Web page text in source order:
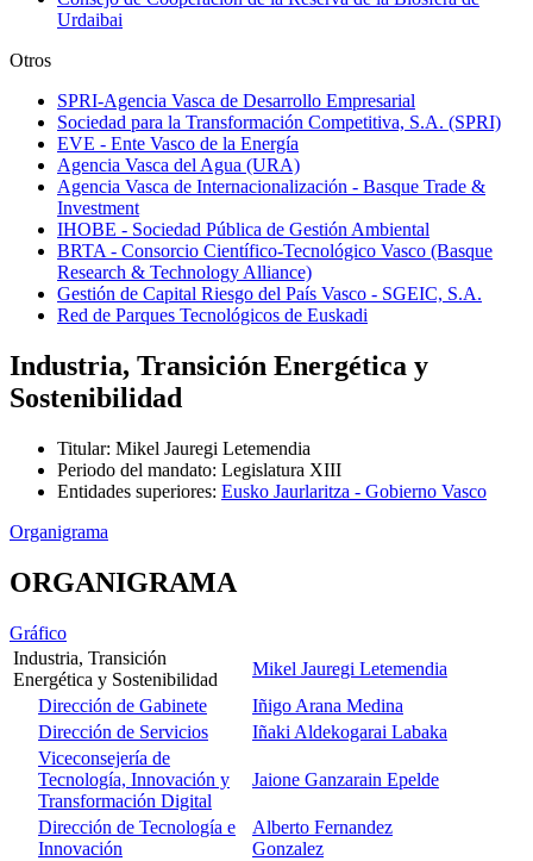
Urdaibai
Otros
SPRI-Agencia Vasca de Desarrollo Empresarial
Sociedad para la Transformación Competitiva, S.A. (SPRI)
EVE - Ente Vasco de la Energía
Agencia Vasca del Agua (URA)
Agencia Vasca de Internacionalización - Basque Trade &
Investment
IHOBE - Sociedad Pública de Gestión Ambiental
BRTA - Consorcio Científico-Tecnológico Vasco (Basque
Research & Technology Alliance)
Gestión de Capital Riesgo del País Vasco - SGEIC, S.A.
Red de Parques Tecnológicos de Euskadi
Industria, Transición Energética y
Sostenibilidad
Titular: Mikel Jauregi Letemendia
Periodo del mandato: Legislatura XIII
Entidades superiores: Eusko Jaurlaritza - Gobierno Vasco
Organigrama
ORGANIGRAMA
Gráfico
Industria, Transición
Energética y Sostenibilidad
Mikel Jauregi Letemendia
Dirección de Gabinete
Iñigo Arana Medina
Dirección de Servicios
Iñaki Aldekogarai Labaka
Viceconsejería de
Tecnología, Innovación y
Transformación Digital
Jaione Ganzarain Epelde
Dirección de Tecnología e
Innovación
Alberto Fernandez
Gonzalez